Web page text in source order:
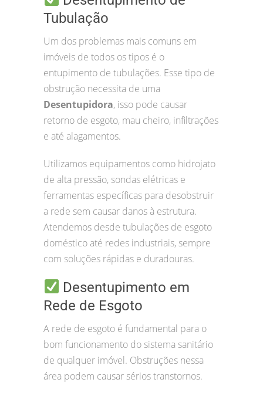
Tubulação
Um dos problemas mais comuns em
imóveis de todos os tipos é o
entupimento de tubulações. Esse tipo de
obstrução necessita de uma
Desentupidora, isso pode causar
retorno de esgoto, mau cheiro, infiltrações
e até alagamentos.
Utilizamos equipamentos como hidrojato
de alta pressão, sondas elétricas e
ferramentas específicas para desobstruir
a rede sem causar danos à estrutura.
Atendemos desde tubulações de esgoto
doméstico até redes industriais, sempre
com soluções rápidas e duradouras.
Desentupimento em
Rede de Esgoto
A rede de esgoto é fundamental para o
bom funcionamento do sistema sanitário
de qualquer imóvel. Obstruções nessa
área podem causar sérios transtornos.